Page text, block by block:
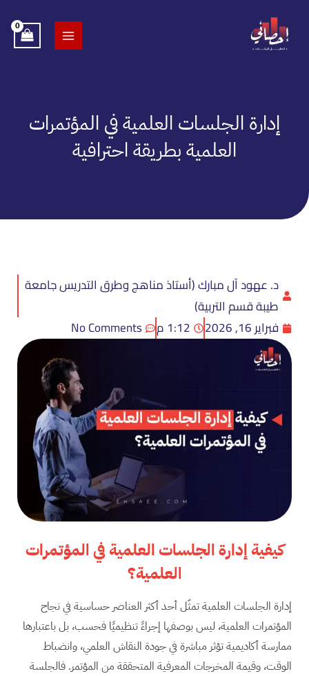
المحتوى
إدارة الجلسات العلمية في المؤتمرات
العلمية بطريقة احترافية
د. عهود آل مبارك (أستاذ مناهج وطرق التدريس جامعة
طيبة قسم التربية)
فبراير 16, 2026
1:12 م No Comments
كيفية إدارة الجلسات العلمية في المؤتمرات
العلمية؟
إدارة الجلسات العلمية تمثّل أحد أكثر العناصر حساسية في نجاح
المؤتمرات العلمية، ليس بوصفها إجراءً تنظيميًا فحسب، بل باعتبارها
ممارسة أكاديمية تؤثر مباشرة في جودة النقاش العلمي، وانضباط
الوقت، وقيمة المخرجات المعرفية المتحققة من المؤتمر. فالجلسة